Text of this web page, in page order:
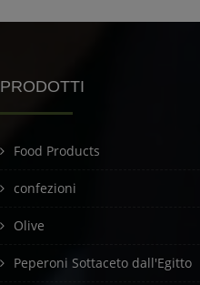
PRODOTTI
Food Products
confezioni
Olive
Peperoni Sottaceto dall'Egitto